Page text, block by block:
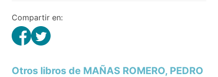
Compartir en:
Otros libros de MAÑAS ROMERO, PEDRO